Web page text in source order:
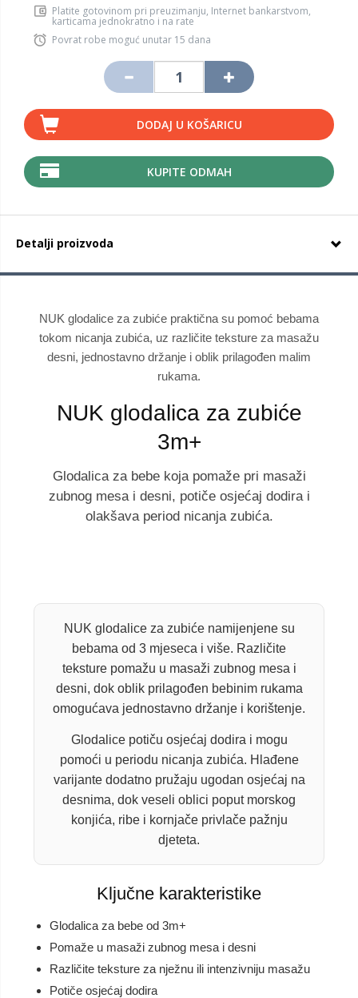
Platite gotovinom pri preuzimanju, Internet bankarstvom,
karticama jednokratno i na rate
Povrat robe moguć unutar 15 dana
DODAJ U KOŠARICU
KUPITE ODMAH
Detalji proizvoda
NUK glodalice za zubiće praktična su pomoć bebama
tokom nicanja zubića, uz različite teksture za masažu
desni, jednostavno držanje i oblik prilagođen malim
rukama.
NUK glodalica za zubiće
3m+
Glodalica za bebe koja pomaže pri masaži
zubnog mesa i desni, potiče osjećaj dodira i
olakšava period nicanja zubića.
NUK glodalice za zubiće namijenjene su
bebama od 3 mjeseca i više. Različite
teksture pomažu u masaži zubnog mesa i
desni, dok oblik prilagođen bebinim rukama
omogućava jednostavno držanje i korištenje.
Glodalice potiču osjećaj dodira i mogu
pomoći u periodu nicanja zubića. Hlađene
varijante dodatno pružaju ugodan osjećaj na
desnima, dok veseli oblici poput morskog
konjića, ribe i kornjače privlače pažnju
djeteta.
Ključne karakteristike
Glodalica za bebe od 3m+
Pomaže u masaži zubnog mesa i desni
Različite teksture za nježnu ili intenzivniju masažu
Potiče osjećaj dodira